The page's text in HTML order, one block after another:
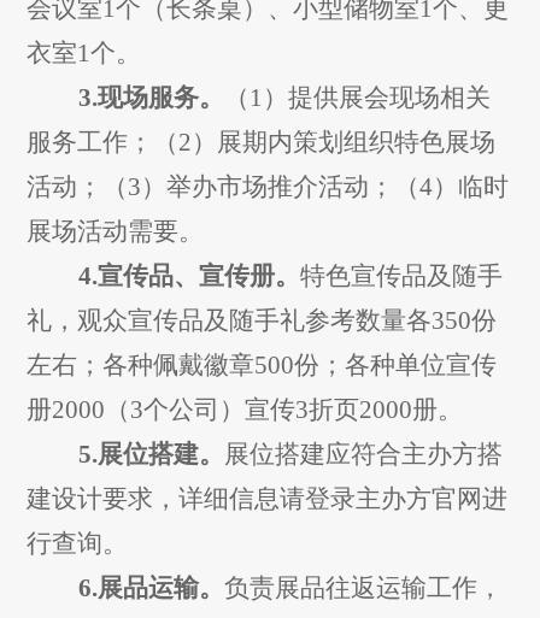
会议室1个 （长条桌）、小型储物室1个、更
衣室1个。
3.现场服务。 （ 1 ）提供展会现场相关
服务工作；（2）展期内策划组织特色展场
活动；（3）举办市场推介活动 ；（4）临时
展场活动需要。
4.宣传品、宣传册。 特色宣传品及随手
礼， 观众宣传品及随手礼参考数量各350份
左右；各种佩戴徽章500份；各种单位宣传
册2000 （3个公司）宣传3折页2000册。
5.展位搭建。 展位搭建应符合主办方搭
建设计要求，详细信息请登录主办方官网进
行查询。
6.展品运输。 负责展品往返运输工作，